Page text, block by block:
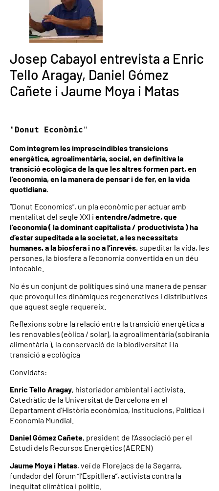
Josep Cabayol entrevista a Enric
Tello Aragay, Daniel Gómez
Cañete i Jaume Moya i Matas
" Donut Econòmic"
Com integrem les imprescindibles transicions
energètica, agroalimentària, social, en definitiva la
transició ecològica de la que les altres formen part, en
l’economia, en la manera de pensar i de fer, en la vida
quotidiana.
“Donut Economics”, un pla econòmic per actuar amb
mentalitat del segle XXI i entendre/admetre, que
l’economia ( la dominant capitalista / productivista ) ha
d’estar supeditada a la societat, a les necessitats
humanes, a la biosfera i no a l’inrevés, supeditar la vida, les
persones, la biosfera a l’economia convertida en un déu
intocable.
No és un conjunt de polítiques sinó una manera de pensar
que provoqui les dinàmiques regeneratives i distributives
que aquest segle requereix.
Reflexions sobre la relació entre la transició energètica a
les renovables (eòlica / solar), la agroalimentària (sobirania
alimentària ), la conservació de la biodiversitat i la
transició a ecològica
Convidats:
Enric Tello Aragay, historiador ambiental i activista.
Catedràtic de la Universitat de Barcelona en el
Departament d’Història econòmica, Institucions, Política i
Economia Mundial.
Daniel Gómez Cañete, president de l’Associació per el
Estudi dels Recursos Energètics (AEREN)
Jaume Moya i Matas, veí de Florejacs de la Segarra,
fundador del fòrum “l’Espitllera”, activista contra la
inequitat climàtica i polític.